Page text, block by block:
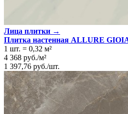
Лица плитки →
Плитка настенная ALLURE
1 шт. = 0,32 м²
4 368 руб./м²
1 397,76 руб./шт.